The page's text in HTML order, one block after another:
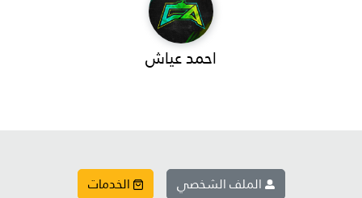
احمد عياش
الملف الشخصي الخدمات